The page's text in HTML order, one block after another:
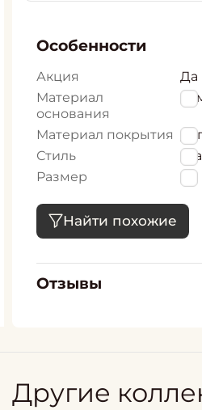
Особенности
Акция
Да
Материал
основания
Материал покрытия
Стиль
Размер
53
Найти похожие
Отзывы
Другие